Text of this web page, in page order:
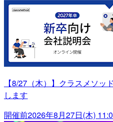
【8/27（木）】クラスメソ
します
開催前2026年8月27日(木)